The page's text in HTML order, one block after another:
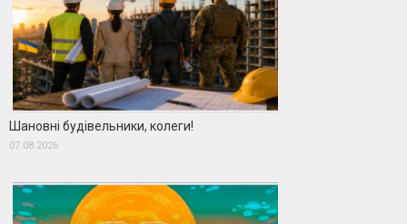
Шановні будівельники, колеги!
07.08.2026